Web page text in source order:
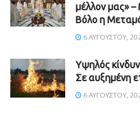
μέλλον μας»
Βόλο η
6 ΑΥΓΟΎΣΤΟΥ,
Υψηλός
Σε αυξημένη
6 ΑΥΓΟΎΣΤΟΥ,